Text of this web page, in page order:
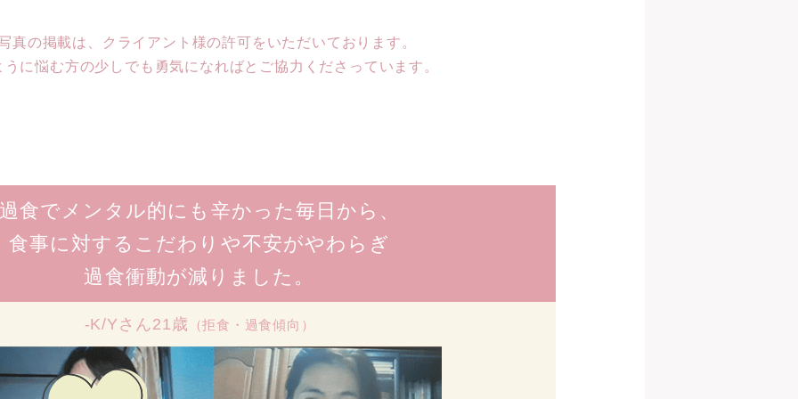
真の掲載は、クライアント様の許可をいただいております。
うに悩む方の少しでも勇気になればと ご協力くださっています。
食でメンタル的にも辛かった毎日から、
食事に対するこだわりや不安がやわらぎ
過食衝動が減りました。
-K/Yさん21歳 （拒食・過食傾向）